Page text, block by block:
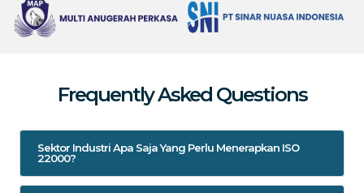
Frequently Asked Questions
Sektor Industri Apa Saja Yang Perlu Menerapkan ISO
22000?